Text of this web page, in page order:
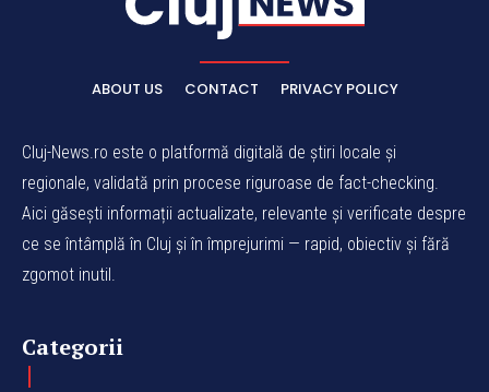
ABOUT US CONTACT PRIVACY POLICY
Cluj-News.ro este o platformă digitală de știri locale și
regionale, validată prin procese riguroase de fact-checking.
Aici găsești informații actualizate, relevante și verificate despre
ce se întâmplă în Cluj și în împrejurimi — rapid, obiectiv și fără
zgomot inutil.
Categorii